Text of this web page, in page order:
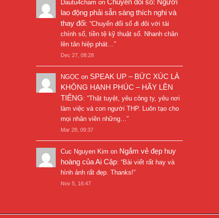
Dautu4cham on Chuyển đổi số: Người
lao động phải sẵn sàng thích nghi và
thay đổi: “Chuyển đổi số đi đôi với tài
chính số, tiền tệ kỹ thuật số. Nhanh chân
lên tân hiệp phát… ”
Dec 27, 08:28
NGỌC on SPEAK UP – BỨC XÚC LÀ
KHÔNG HẠNH PHÚC – HÃY LÊN
TIẾNG: “Thật tuyệt, yêu công ty, yêu nơi
làm việc và con người THP. Luôn tạo cho
mọi nhân viên những… ”
Mar 28, 09:37
Cuc Nguyen Kim on Ngắm vẻ đẹp huy
hoàng của Ai Cập: “Bài viết rất hay và
hình ảnh rất đẹp. Thanks!”
Nov 5, 16:47